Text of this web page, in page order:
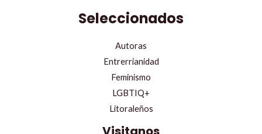
Seleccionados
Autoras
Entrerrianidad
Feminismo
LGBTIQ+
Litoraleños